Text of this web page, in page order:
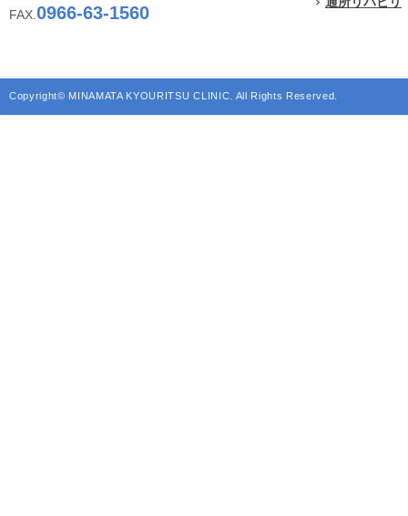
FAX. 0966-63-1560
Copyright© MINAMATA KYOURITSU CLINIC. All Rights Reserved.